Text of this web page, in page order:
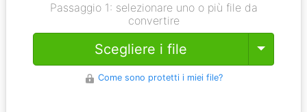
Passaggio 1: selezionare uno o più file da
convertire
Scegliere i file Toggle
Come sono protetti i miei file?